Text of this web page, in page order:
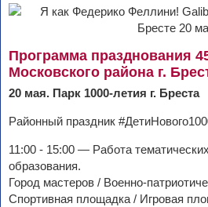
Программа празднования
Московского района г.
20 мая. Парк 1000-летия г. Бреста
Районный праздник
11:00 - 15:00 — Работа
образования.
Город мастеров / Военно-
Спортивная площадка / Игровая